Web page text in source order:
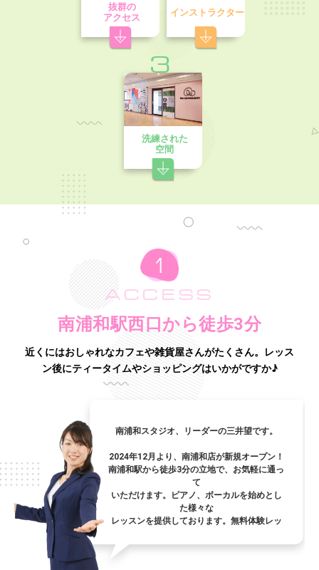
抜群の
アクセス
インストラクター
3
洗練された
空間
ACCESS
南浦和駅西口から徒歩3分
近くにはおしゃれなカフェや雑貨屋さんがたくさん。
レッス
ン後にティータイムやショッピングはいかがですか♪
南浦和スタジオ、リーダーの三井望です。
2024年12月より、南浦和店が新規オープン！
南浦和駅から徒歩3分の立地で、お気軽に通っ
て
いただけます。ピアノ、ボーカルを始めとし
た様々な
レッスンを提供しております。無料体験レッ
ございますのでお気軽においでください。